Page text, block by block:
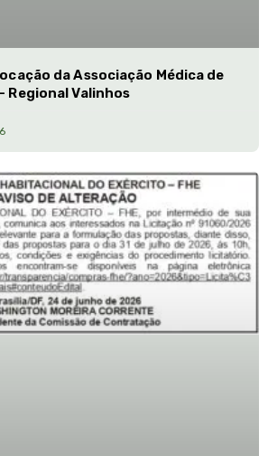
da Associação Médica de
Regional Valinhos